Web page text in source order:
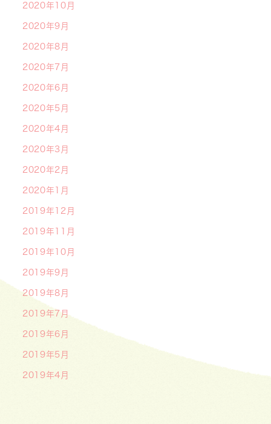
2020年10月
2020年9月
2020年8月
2020年7月
2020年6月
2020年5月
2020年4月
2020年3月
2020年2月
2020年1月
2019年12月
2019年11月
2019年10月
2019年9月
2019年8月
2019年7月
2019年6月
2019年5月
2019年4月